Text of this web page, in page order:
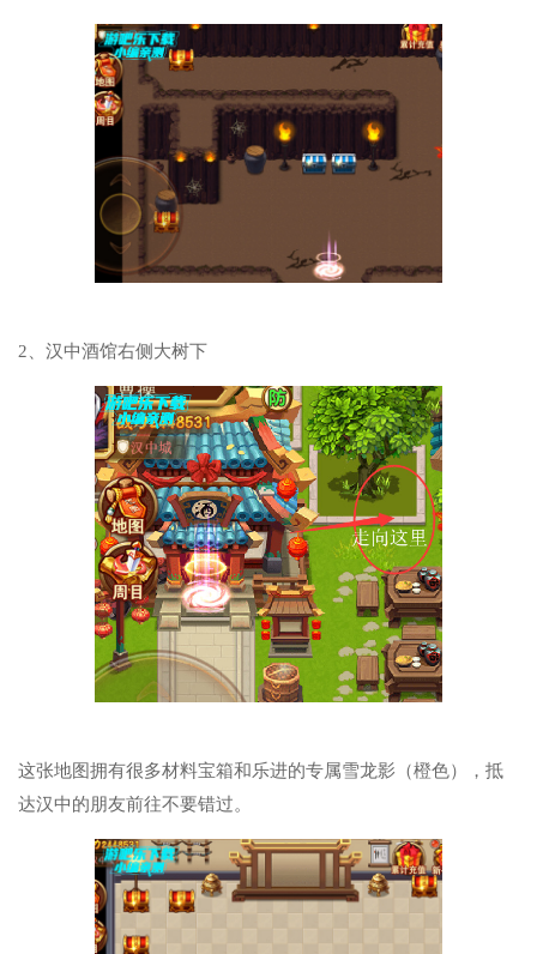
2、汉中酒馆右侧大树下
这张地图拥有很多材料宝箱和乐进的专属雪龙影（橙色），抵
达汉中的朋友前往不要错过。